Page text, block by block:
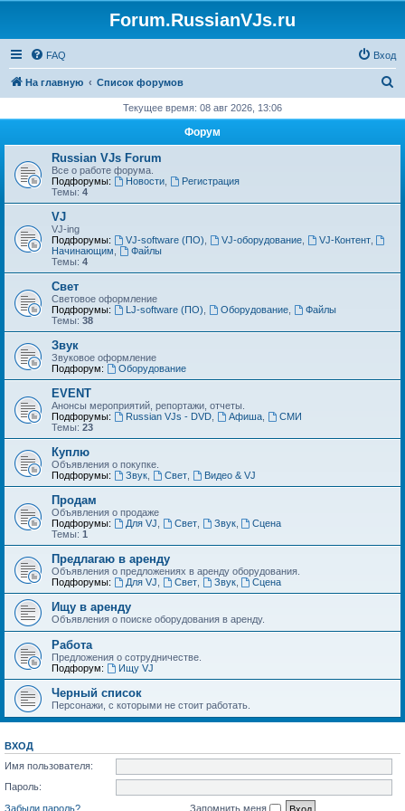
Forum.RussianVJs.ru
FAQ Вход
На главную Список форумов
с
Текущее время: 08 авг 2026, 13:06
Форум
Russian VJs Forum
Все о работе форума.
Подфорумы:
Новости,
Регистрация
Темы: 4
VJ
VJ-ing
Подфорумы:
VJ-software (ПО) VJ-оборудование, VJ-Контент,
Начинающим
Файлы
Темы: 4
Свет
Световое оформление
Подфорумы:
LJ-software (ПО) Оборудование,
Файлы
Темы: 38
Звук
Звуковое оформление
Подфорум:
Оборудование
EVENT
Анонсы мероприятий, репортажи, отчеты.
Подфорумы:
Russian VJs - DVD, Афиша,
СМИ
Темы: 23
Куплю
Объявления о покупке.
Подфорумы:
Звук, Свет, Видео & VJ
Продам
Объявления о продаже
Подфорумы:
Для VJ Свет, Звук,
Сцена
Темы: 1
Предлагаю в аренду
Объявления о предложениях в аренду оборудования.
Подфорумы:
Для VJ Свет, Звук, Сцена
Ищу в аренду
Объявления о поиске оборудования в аренду.
Работа
Предложения о сотрудничестве.
Подфорум:
Ищу VJ
Черный список
Персонажи, с которыми не стоит работать.
ВХОД
Имя пользователя:
Пароль:
Забыли пароль?
Запомнить меня